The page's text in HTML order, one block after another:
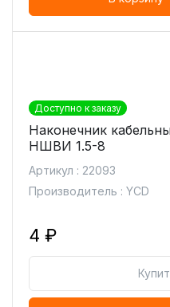
Доступно к заказу
Наконечник
НШВИ 1.5-8
Артикул : 22093
Производитель : YCD
4 ₽